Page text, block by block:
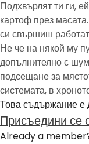
Подхвърлят ти ги,
картоф през
си свършиш
Не че на някой му
допълнително с
подсещане за
системата, в
Това съдържание е
Присъедини се
Already a